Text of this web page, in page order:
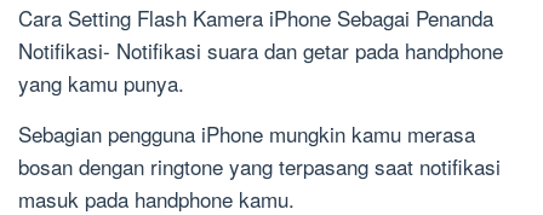
Cara Setting Flash Kamera iPhone Sebagai Penanda
Notifikasi- Notifikasi suara dan getar pada handphone
yang kamu punya.
Sebagian pengguna iPhone mungkin kamu merasa
bosan dengan ringtone yang terpasang saat notifikasi
masuk pada handphone kamu.